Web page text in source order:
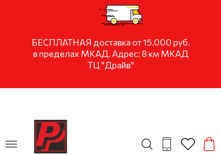
БЕСПЛАТНАЯ доставка от 15.000 руб.
в пределах МКАД. Адрес: 8 км МКАД
ТЦ "Драйв"